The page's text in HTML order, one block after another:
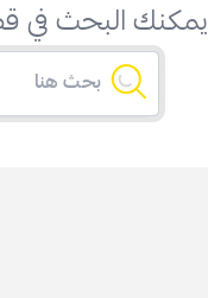
يمكنك البحث في